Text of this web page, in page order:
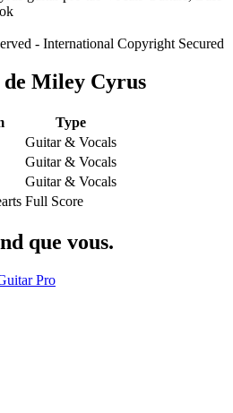
- International Copyright Secured
Miley Cyrus
Type
Guitar & Vocals
Guitar & Vocals
Guitar & Vocals
Full Score
que vous.
Pro